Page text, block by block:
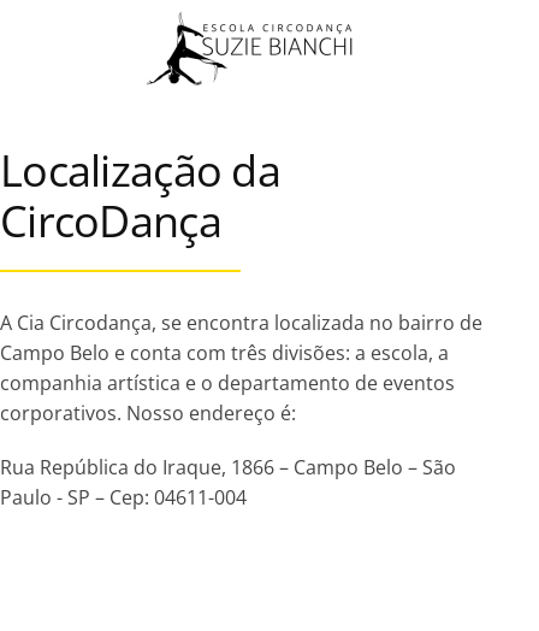
Skip to main content
Localização da
CircoDança
A Cia Circodança, se encontra localizada no bairro de
Campo Belo e conta com três divisões: a escola, a
companhia artística e o departamento de eventos
corporativos. Nosso endereço é:
Rua República do Iraque, 1866 – Campo Belo – São
Paulo - SP – Cep: 04611-004